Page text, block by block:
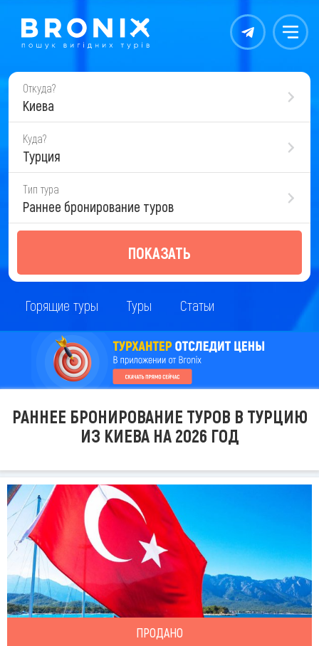
Контакты Меню
Откуда?
Киева
Куда?
Турция
Тип тура
Раннее бронирование туров
ПОКАЗАТЬ
Горящие туры Туры Статьи
РАННЕЕ БРОНИРОВАНИЕ ТУРОВ В ТУРЦИЮ
ИЗ КИЕВА НА 2026 ГОД
ПРОДАНО